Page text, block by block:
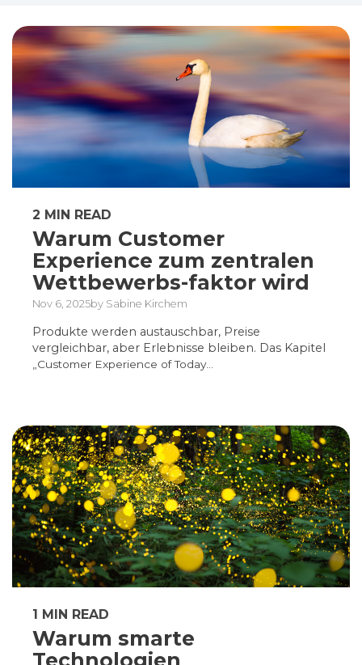
2 MIN READ
Warum Customer
Experience zum zentralen
Wettbewerbs-faktor wird
Nov 6, 2025by Sabine Kirchem
Produkte werden austauschbar, Preise
vergleichbar, aber Erlebnisse bleiben. Das Kapitel
„Customer Experience of Today...
1 MIN READ
Warum smarte
Technologien